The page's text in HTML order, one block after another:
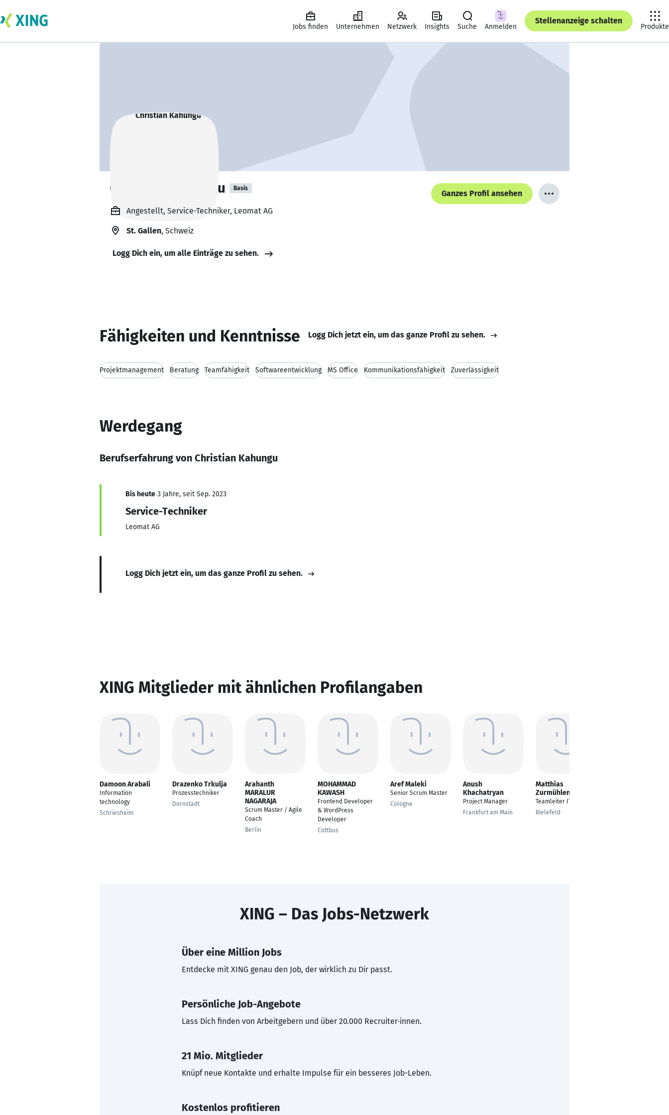
Jobs finden Unternehmen Netzwerk Insights Suche Anmelden
Stellenanzeige schalten
Produkte
Christian Kahungu Basis
Ganzes Profil ansehen
Angestellt, Service-Techniker, Leomat AG
St. Gallen, Schweiz
Logg Dich ein, um alle Einträge zu sehen.
Fähigkeiten und Kenntnisse Logg Dich jetzt ein, um das ganze Profil zu sehen.
Projektmanagement Beratung Teamfähigkeit Softwareentwicklung MS Office Kommunikationsfähigkeit Zuverlässigkeit
Werdegang
Berufserfahrung von Christian Kahungu
Bis heute 3 Jahre, seit Sep. 2023
Service-Techniker
Leomat AG
Logg Dich jetzt ein, um das ganze Profil zu sehen.
XING Mitglieder mit ähnlichen Profilangaben
Damoon Arabali
Information
technology
Schriesheim
Drazenko Trkulja
Prozesstechniker
Dornstadt
Arahanth
MARALUR
NAGARAJA
Scrum Master / Agile
Coach
Berlin
MOHAMMAD
KAWASH
Frontend Developer
& WordPress
Developer
Cottbus
Aref Maleki
Senior Scrum Master
Cologne
Anush
Khachatryan
Project Manager
Frankfurt am Main
Matthias
Zurmühlen
Teamleiter IT
Bielefeld
XING – Das Jobs-Netzwerk
Über eine Million Jobs
Entdecke mit XING genau den Job, der wirklich zu Dir passt.
Persönliche Job-Angebote
Lass Dich finden von Arbeitgebern und über 20.000 Recruiter·innen.
21 Mio. Mitglieder
Knüpf neue Kontakte und erhalte Impulse für ein besseres Job-Leben.
Kostenlos profitieren